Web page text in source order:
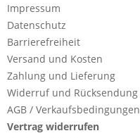
Impressum
Datenschutz
Barrierefreiheit
Versand und Kosten
Zahlung und Lieferung
Widerruf und Rücksendung
AGB / Verkaufsbedingungen
Vertrag widerrufen